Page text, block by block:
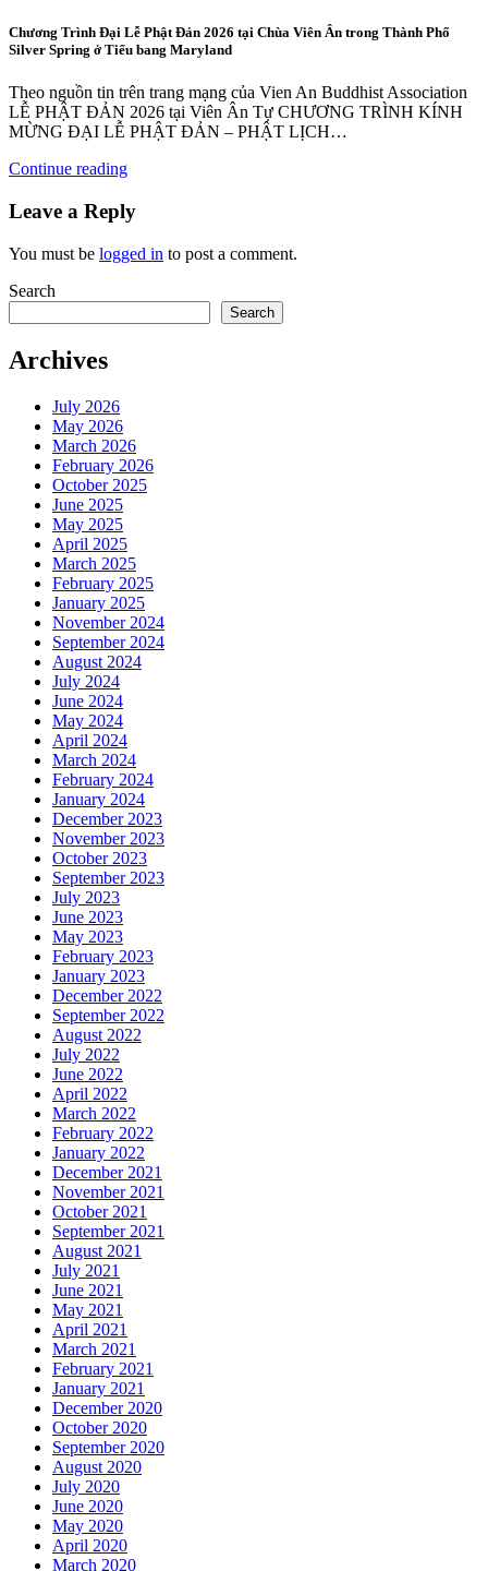
Chương Trình Đại Lễ Phật Đản 2026 tại Chùa Viên Ân trong Thành Phố
Silver Spring ở Tiểu bang Maryland
Theo nguồn tin trên trang mạng của Vien An Buddhist Association
LỄ PHẬT ĐẢN 2026 tại Viên Ân Tự CHƯƠNG TRÌNH KÍNH
MỪNG ĐẠI LỄ PHẬT ĐẢN – PHẬT LỊCH…
Continue reading
Leave a Reply
You must be logged in to post a comment.
Search
Search
Archives
July 2026
May 2026
March 2026
February 2026
October 2025
June 2025
May 2025
April 2025
March 2025
February 2025
January 2025
November 2024
September 2024
August 2024
July 2024
June 2024
May 2024
April 2024
March 2024
February 2024
January 2024
December 2023
November 2023
October 2023
September 2023
July 2023
June 2023
May 2023
February 2023
January 2023
December 2022
September 2022
August 2022
July 2022
June 2022
April 2022
March 2022
February 2022
January 2022
December 2021
November 2021
October 2021
September 2021
August 2021
July 2021
June 2021
May 2021
April 2021
March 2021
February 2021
January 2021
December 2020
October 2020
September 2020
August 2020
July 2020
June 2020
May 2020
April 2020
March 2020